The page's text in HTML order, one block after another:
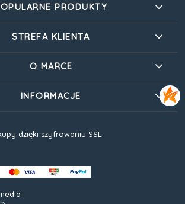
PRODUKTY
STREFA KLIENTA
O MARCE
INFORMACJE
dzięki szyfrowaniu SSL